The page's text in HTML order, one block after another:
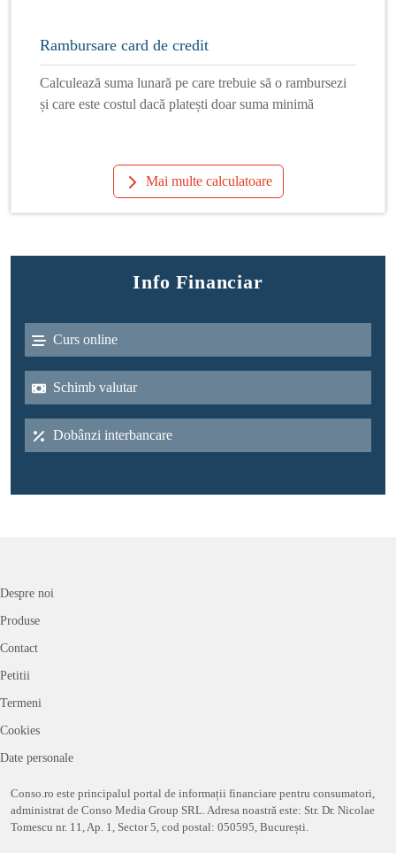
Rambursare card de credit
Calculează suma lunară pe care trebuie să o rambursezi
și care este costul dacă platești doar suma minimă
Mai multe calculatoare
Info Financiar
Curs online
Schimb valutar
Dobânzi interbancare
Despre noi
Produse
Contact
Petitii
Termeni
Cookies
Date personale
Conso.ro este principalul portal de informații financiare pentru consumatori,
administrat de Conso Media Group SRL. Adresa noastră este: Str. Dr. Nicolae
Tomescu nr. 11, Ap. 1, Sector 5, cod postal: 050595, București.